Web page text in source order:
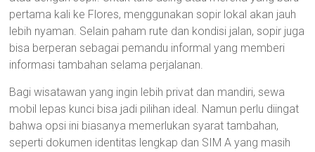
pertama kali ke Flores, menggunakan sopir lokal akan jauh
lebih nyaman. Selain paham rute dan kondisi jalan, sopir juga
bisa berperan sebagai pemandu informal yang memberi
informasi tambahan selama perjalanan.
Bagi wisatawan yang ingin lebih privat dan mandiri, sewa
mobil lepas kunci bisa jadi pilihan ideal. Namun perlu diingat
bahwa opsi ini biasanya memerlukan syarat tambahan,
seperti dokumen identitas lengkap dan SIM A yang masih